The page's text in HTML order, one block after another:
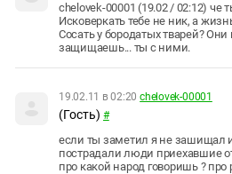
chelovek-00001 (19.02 / 02:12) че
Исковеркать тебе не ник, а
Сосать у бородатых тварей?
защищаешь... ты с ними.
19.02.11 в 02:20 chelovek-00001
(Гость) #
если ты заметил я не зашищал
пострадали люди приехавшие
про какой народ говоришь ?